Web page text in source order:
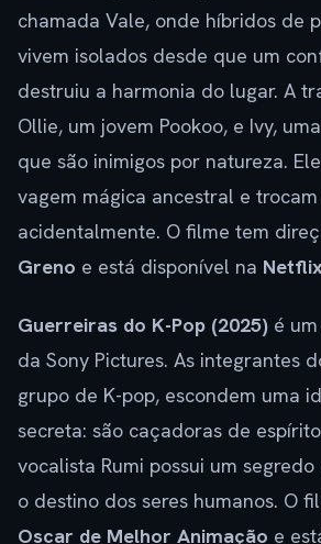
chamada Vale, onde híbridos de
vivem isolados desde que um
destruiu a harmonia do lugar. A
Ollie, um jovem Pookoo, e Ivy,
que são inimigos por natureza.
vagem mágica ancestral e
acidentalmente. O filme tem
Greno e está disponível na Netflix
Guerreiras do K-Pop (2025) é
da Sony Pictures. As integrantes
grupo de K-pop, escondem uma
secreta: são caçadoras de
vocalista Rumi possui um
o destino dos seres humanos. O
Oscar de Melhor Animação e